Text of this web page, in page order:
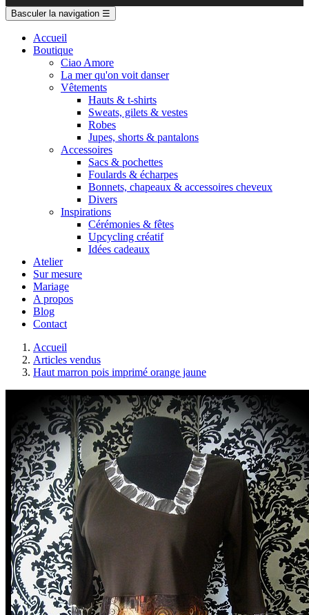
Basculer la navigation ☰
Accueil
Boutique
Ciao Amore
La mer qu'on voit danser
Vêtements
Hauts & t-shirts
Sweats, gilets & vestes
Robes
Jupes, shorts & pantalons
Accessoires
Sacs & pochettes
Foulards & écharpes
Bonnets, chapeaux & accessoires cheveux
Divers
Inspirations
Cérémonies & fêtes
Upcycling créatif
Idées cadeaux
Atelier
Sur mesure
Mariage
A propos
Blog
Contact
Accueil
Articles vendus
Haut marron pois imprimé orange jaune